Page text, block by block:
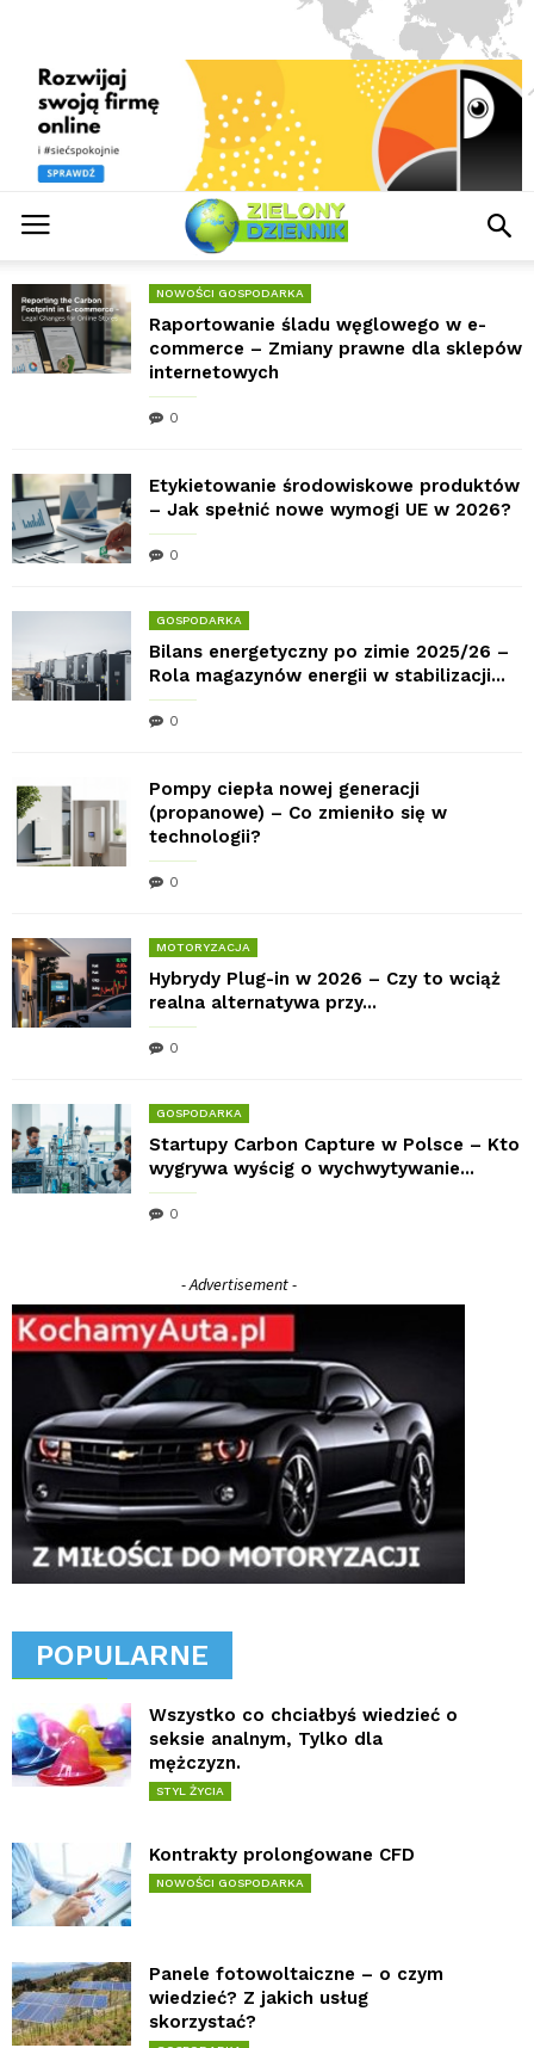
NOWOŚCI GOSPODARKA
Raportowanie śladu węglowego w e-
commerce – Zmiany prawne dla sklepów
internetowych
0
Etykietowanie środowiskowe produktów
– Jak spełnić nowe wymogi UE w 2026?
0
GOSPODARKA
Bilans energetyczny po zimie 2025/26 –
Rola magazynów energii w stabilizacji...
0
Pompy ciepła nowej generacji
(propanowe) – Co zmieniło się w
technologii?
0
MOTORYZACJA
Hybrydy Plug-in w 2026 – Czy to wciąż
realna alternatywa przy...
0
GOSPODARKA
Startupy Carbon Capture w Polsce – Kto
wygrywa wyścig o wychwytywanie...
0
- Advertisement -
POPULARNE
Wszystko co chciałbyś wiedzieć o
seksie analnym, Tylko dla
mężczyzn.
STYL ŻYCIA
Kontrakty prolongowane CFD
NOWOŚCI GOSPODARKA
Panele fotowoltaiczne – o czym
wiedzieć? Z jakich usług
skorzystać?